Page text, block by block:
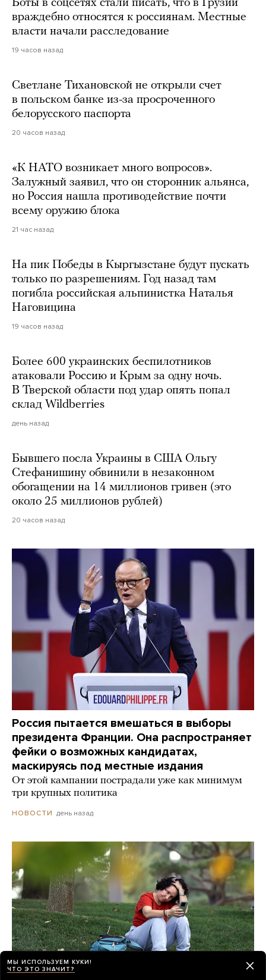
Боты в соцсетях стали писать, что в Грузии
враждебно относятся к россиянам. Местные
власти начали расследование
19 часов назад
Светлане Тихановской не открыли счет
в польском банке из-за просроченного
белорусского паспорта
20 часов назад
«К НАТО возникает много вопросов».
Залужный заявил, что он сторонник альянса,
но Россия нашла противодействие почти
всему оружию блока
21 час назад
На пик Победы в Кыргызстане будут пускать
только по разрешениям. Год назад там
погибла российская альпинистка Наталья
Наговицина
19 часов назад
Более 600 украинских беспилотников
атаковали Россию и Крым за одну ночь.
В Тверской области под удар опять попал
склад Wildberries
день назад
Бывшего посла Украины в США Ольгу
Стефанишину обвинили в незаконном
обогащении на 14 миллионов гривен (это
около 25 миллионов рублей)
20 часов назад
Россия пытается вмешаться в выборы
президента Франции. Она распространяет
фейки о возможных кандидатах,
маскируясь под местные издания
От этой кампании пострадали уже как минимум
три крупных политика
НОВОСТИ день назад
МЫ ИСПОЛЬЗУЕМ КУКИ!
ЧТО ЭТО ЗНАЧИТ?